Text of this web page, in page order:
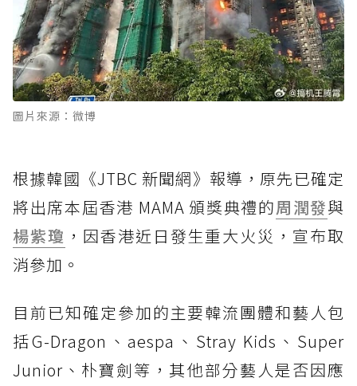
圖片來源：微博
根據韓國《JTBC 新聞網》報導，原先已確定
將出席本屆香港 MAMA 頒獎典禮的周潤發與
楊紫瓊 ，因香港近日發生重大火災，宣布取
消參加。
目前已知確定參加的主要韓流團體和藝人包
括G-Dragon、aespa、Stray Kids、Super
Junior、朴寶劍等，其他部分藝人是否因應